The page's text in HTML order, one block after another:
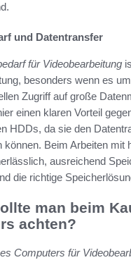
und Datentransfer
für Videobearbeitung
besonders wenn es
Zugriff auf große
einen klaren Vorteil
HDDs, da sie den
können. Beim Arbeiten mit
ausreichend
die richtige
man beim
achten?
Computers für